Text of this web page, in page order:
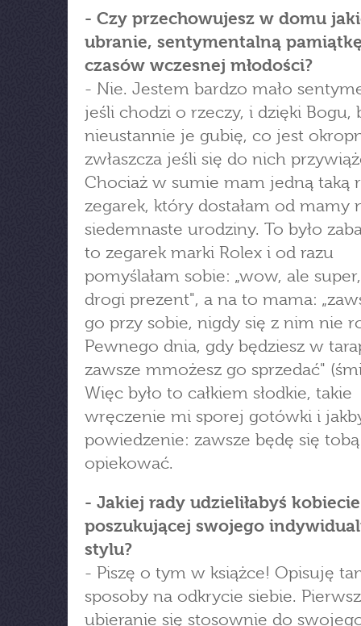
- Czy przechowujesz w domu
ubranie, sentymentalną
czasów wczesnej młodości?
- Nie. Jestem bardzo mało
jeśli chodzi o rzeczy, i dzięki Bogu,
nieustannie je gubię, co jest
zwłaszcza jeśli się do nich
Chociaż w sumie mam jedną taką
zegarek, który dostałam od mamy
siedemnaste urodziny. To było
to zegarek marki Rolex i od razu
pomyślałam sobie: „wow, ale
drogi prezent", a na to mama:
go przy sobie, nigdy się z nim nie
Pewnego dnia, gdy będziesz w
zawsze mmożesz go sprzedać"
Więc było to całkiem słodkie, takie
wręczenie mi sporej gotówki i
powiedzenie: zawsze będę się tobą
opiekować.
- Jakiej rady udzieliłabyś kobiecie
poszukującej swojego
stylu?
- Piszę o tym w książce! Opisuję
sposoby na odkrycie siebie.
ubieranie się stosownie do